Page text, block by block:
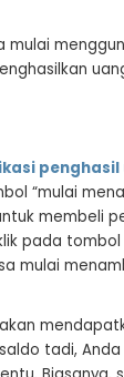
penghasil
“mulai
membeli
pada tombol
mulai
tadi, Anda